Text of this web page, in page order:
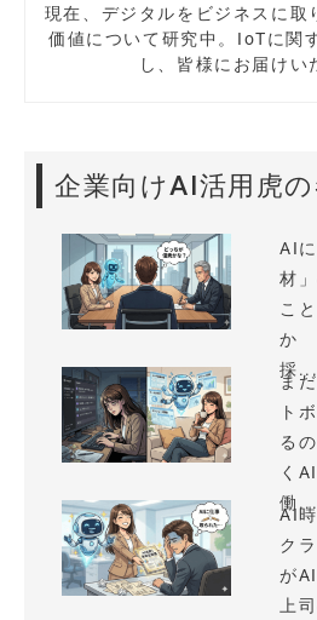
現在、デジタルをビジネスに取
価値について研究中。IoTに関
し、皆様にお届けい
企業向けAI活用虎の
AI
材
こ
か
採...
ま
ト
る
く
働...
AI
ク
が
上